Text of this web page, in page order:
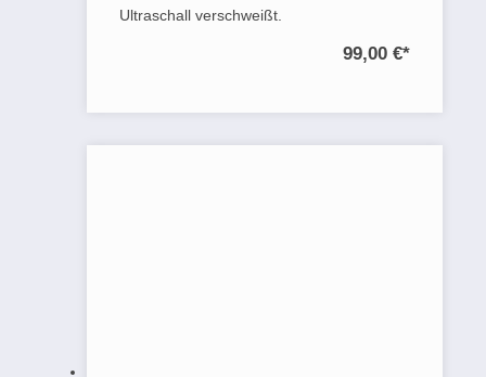
Ultraschall verschweißt.
99,00 €*